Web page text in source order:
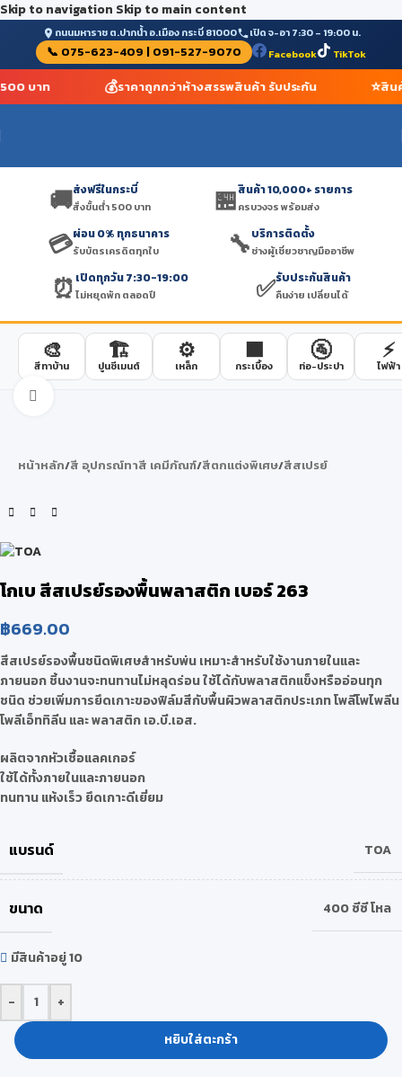
Skip to navigation Skip to main content
ถนนมหาราช ต.ปากน้ำ อ.เมือง กระบี่ 81000 เปิด จ-อา 7:30 – 19:00 น.
📞 075-623-409 | 091-527-9070 Facebook TikTok
บาท 💰ราคาถูกกว่าห้างสรรพสินค้า รับประกัน ⭐สิน
🚚ส่งฟรีในกระบี่
สั่งขั้นต่ำ 500 บาท 🏪สินค้า 10,000+ รายการ
ครบวงจร พร้อมส่ง
💳ผ่อน 0% ทุกธนาคาร
รับบัตรเครดิตทุกใบ 🔧บริการติดตั้ง
ช่างผู้เชี่ยวชาญมืออาชีพ
⏰ เปิดทุกวัน 7:30-19:00
ไม่หยุดพัก ตลอดปี ✅รับประกันสินค้า
คืนง่าย เปลี่ยนได้
🎨
สีทาบ้าน
🏗️
ปูนซีเมนต์
⚙️
เหล็ก
🟫
กระเบื้อง
🚰
ท่อ-ประปา
⚡
ไฟฟ้า
Click to enlarge
หน้าหลัก/สี อุปกรณ์ทาสี เคมีภัณฑ์/สีตกแต่งพิเศษ/สีสเปรย์
โกเบ สีสเปรย์รองพื้นพลาสติก เบอร์ 263
฿669.00
สีสเปรย์รองพื้นชนิดพิเศษสำหรับพ่น เหมาะสำหรับใช้งานภายในและ
ภายนอก ชิ้นงานจะทนทานไม่หลุดร่อน ใช้ได้กับพลาสติกแข็งหรืออ่อนทุก
ชนิด ช่วยเพิ่มการยึดเกาะของฟิล์มสีกับพื้นผิวพลาสติกประเภท โพลีโพไพลีน
โพลีเอ็ททิลีน และ พลาสติก เอ.บี.เอส.
ผลิตจากหัวเชื้อแลคเกอร์
ใช้ได้ทั้งภายในและภายนอก
ทนทาน แห้งเร็ว ยึดเกาะดีเยี่ยม
แบรนด์ TOA
ขนาด 400 ซีซี โหล
มีสินค้าอยู่ 10
-
+
หยิบใส่ตะกร้า